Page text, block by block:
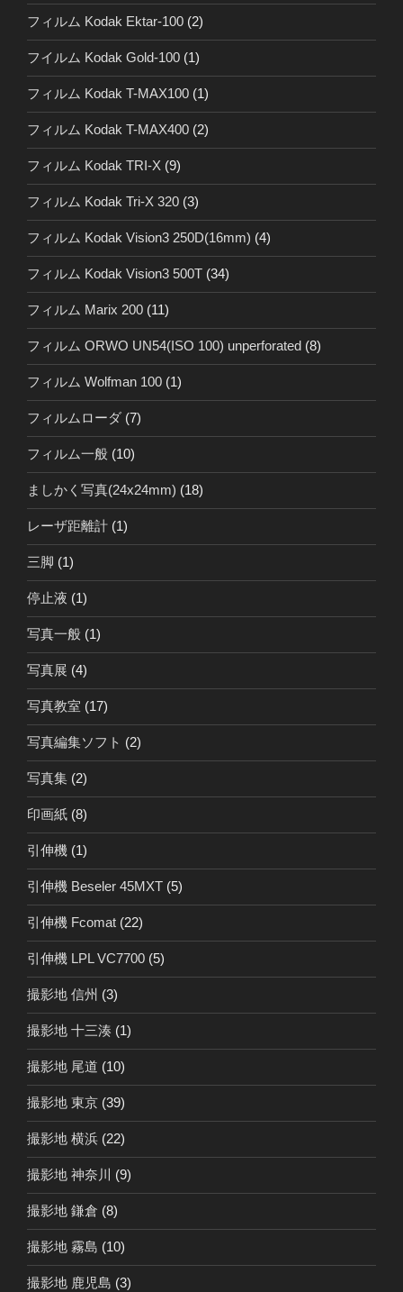
フィルム Kodak Ektar-100 (2)
フイルム Kodak Gold-100 (1)
フィルム Kodak T-MAX100 (1)
フィルム Kodak T-MAX400 (2)
フィルム Kodak TRI-X (9)
フィルム Kodak Tri-X 320 (3)
フィルム Kodak Vision3 250D(16mm) (4)
フィルム Kodak Vision3 500T (34)
フィルム Marix 200 (11)
フィルム ORWO UN54(ISO 100) unperforated (8)
フィルム Wolfman 100 (1)
フィルムローダ (7)
フィルム一般 (10)
ましかく写真(24x24mm) (18)
レーザ距離計 (1)
三脚 (1)
停止液 (1)
写真一般 (1)
写真展 (4)
写真教室 (17)
写真編集ソフト (2)
写真集 (2)
印画紙 (8)
引伸機 (1)
引伸機 Beseler 45MXT (5)
引伸機 Fcomat (22)
引伸機 LPL VC7700 (5)
撮影地 信州 (3)
撮影地 十三湊 (1)
撮影地 尾道 (10)
撮影地 東京 (39)
撮影地 横浜 (22)
撮影地 神奈川 (9)
撮影地 鎌倉 (8)
撮影地 霧島 (10)
撮影地 鹿児島 (3)